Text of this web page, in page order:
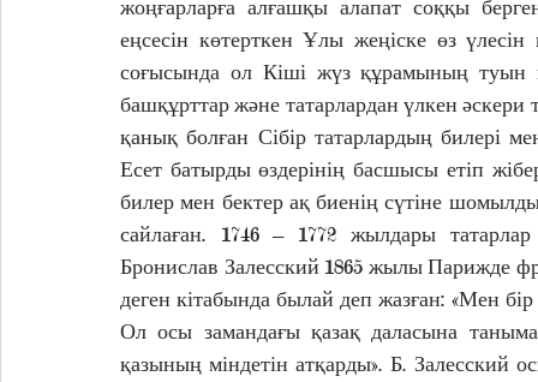
жоңғарларға алғашқы алапат соққы
еңсесін көтерткен Ұлы жеңіске өз
соғысында ол Кіші жүз құрамының туын
башқұрттар және татарлардан үлкен
қанық болған Сібір татарлардың билері
Есет батырды өздерінің басшысы етіп
билер мен бектер ақ биенің сүтіне
сайлаған. 1746 – 1772 жылдары
Бронислав Залесский 1865 жылы Парижде
деген кітабында былай деп жазған: «Мен бір
Ол осы замандағы қазақ даласына
қазының міндетін атқарды». Б. Залесский